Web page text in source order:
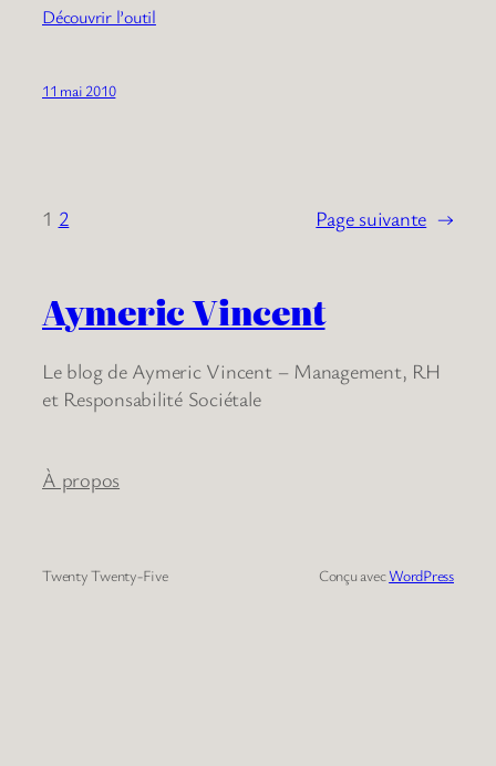
Découvrir l’outil
11 mai 2010
1 2 Page suivante →
Aymeric Vincent
Le blog de Aymeric Vincent – Management, RH
et Responsabilité Sociétale
À propos
Twenty Twenty-Five Conçu avecWordPress